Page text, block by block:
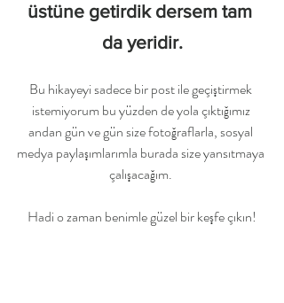
üstüne getirdik dersem tam
da yeridir.
Bu hikayeyi sadece bir post ile geçiştirmek
istemiyorum bu yüzden de yola çıktığımız
andan gün ve gün size fotoğraflarla, sosyal
medya paylaşımlarımla burada size yansıtmaya
çalışacağım.
Hadi o zaman benimle güzel bir keşfe çıkın!